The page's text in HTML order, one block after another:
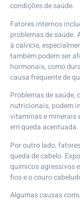
condições de saúde.
Fatores internos
problemas de saúde.
à calvície,
também podem ser
hormonais, como
causa frequente de
Problemas de
nutricionais, podem
vitaminas e minerais
em queda acentuada.
Por outro lado,
queda de cabelo.
químicos agressivos
fios e o couro
Algumas causas